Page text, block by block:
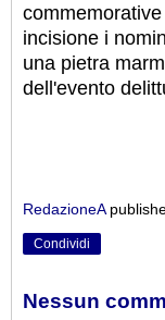
incisione i
una pietra
dell'evento
RedazioneA
Condividi
Nessun